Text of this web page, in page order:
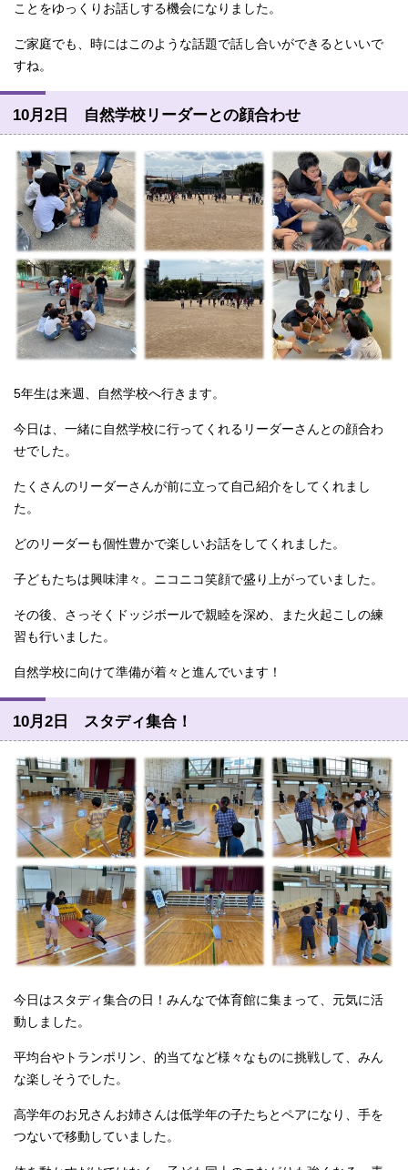
ことをゆっくりお話しする機会になりました。
ご家庭でも、時にはこのような話題で話し合いができるといいで
すね。
10月2日 自然学校リーダーとの顔合わせ
5年生は来週、自然学校へ行きます。
今日は、一緒に自然学校に行ってくれるリーダーさんとの顔合わ
せでした。
たくさんのリーダーさんが前に立って自己紹介をしてくれまし
た。
どのリーダーも個性豊かで楽しいお話をしてくれました。
子どもたちは興味津々。ニコニコ笑顔で盛り上がっていました。
その後、さっそくドッジボールで親睦を深め、また火起こしの練
習も行いました。
自然学校に向けて準備が着々と進んでいます！
10月2日 スタディ集合！
今日はスタディ集合の日！みんなで体育館に集まって、元気に活
動しました。
平均台やトランポリン、的当てなど様々なものに挑戦して、みん
な楽しそうでした。
高学年のお兄さんお姉さんは低学年の子たちとペアになり、手を
つないで移動していました。